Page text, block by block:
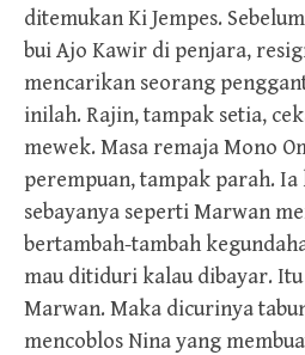
ditemukan Ki Jempes.
bui Ajo Kawir di penjara,
mencarikan seorang
inilah. Rajin, tampak setia,
mewek. Masa remaja Mono
perempuan, tampak parah.
sebayanya seperti Marwan
bertambah-tambah
mau ditiduri kalau dibayar.
Marwan. Maka dicurinya
mencoblos Nina yang